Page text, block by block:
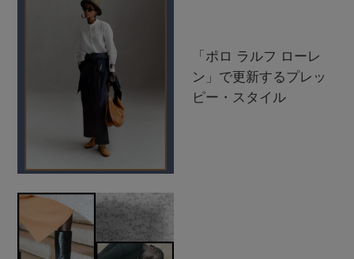
「ポロ ラルフ ローレ
ン」で更新するプレッ
ピー・スタイル